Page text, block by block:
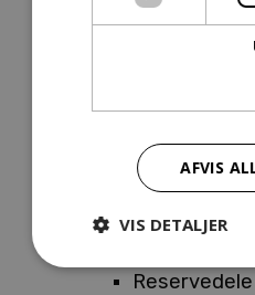
Tilbehør
Tilbehør
AFVIS
VIS DETALJER